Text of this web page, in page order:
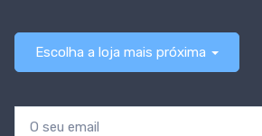
Escolha a loja mais próxima